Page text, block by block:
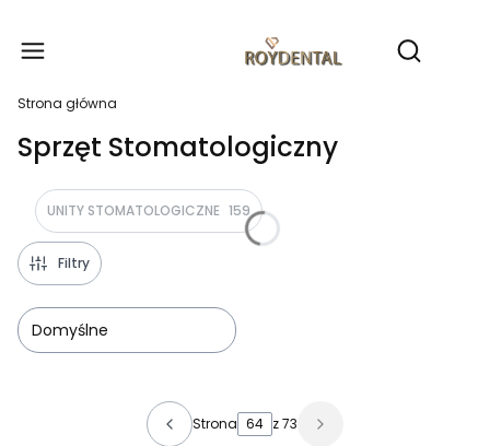
Otwórz
Strona główna
Sprzęt Stomatologiczny
UNITY STOMATOLOGICZNE 159
Filtry
Domyślne
Lista produktów
Poprzednie produkty
Strona z 73 Następne produkty